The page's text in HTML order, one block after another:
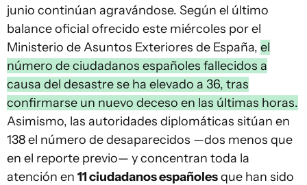
junio continúan agravándose. Según el último
balance oficial ofrecido este miércoles por el
Ministerio de Asuntos Exteriores de España, el
número de ciudadanos españoles fallecidos a
causa del desastre se ha elevado a 36, tras
confirmarse un nuevo deceso en las últimas horas.
Asimismo, las autoridades diplomáticas sitúan en
138 el número de desaparecidos —dos menos que
en el reporte previo— y concentran toda la
atención en 11 ciudadanos españolesque han sido